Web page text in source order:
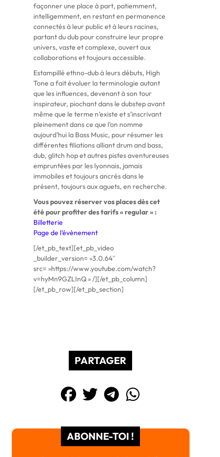
façonner une place à part, patiemment,
intelligemment, en restant en permanence
connectés à leur public et à leurs racines,
partant du dub pour construire leur propre
univers, vaste et complexe, ouvert aux
collaborations et toujours accessible.
Estampillé ethno-dub à leurs débuts, High
Tone a fait évoluer la terminologie autant
que les influences, devenant à son tour
inspirateur, piochant dans le dubstep avant
même que le terme n’existe et s’inscrivant
pleinement dans ce que l’on nomme
aujourd’hui la Bass Music, pour résumer les
différentes filiations alliant drum and bass,
dub, glitch hop et autres pistes aventureuses
empruntées par les lyonnais, jamais
immobiles et toujours ancrés dans le
présent, toujours aux aguets, en recherche.
Vous pouvez réserver vos places dès cet
été pour profiter des tarifs « regular » :
Billetterie
Page de l’évènement
[/et_pb_text][et_pb_video
_builder_version= »3.0.64″
src= »https://www.youtube.com/watch?
v=hyMn9GZLInQ » /][/et_pb_column]
[/et_pb_row][/et_pb_section]
PARTAGER
ABONNE-TOI !